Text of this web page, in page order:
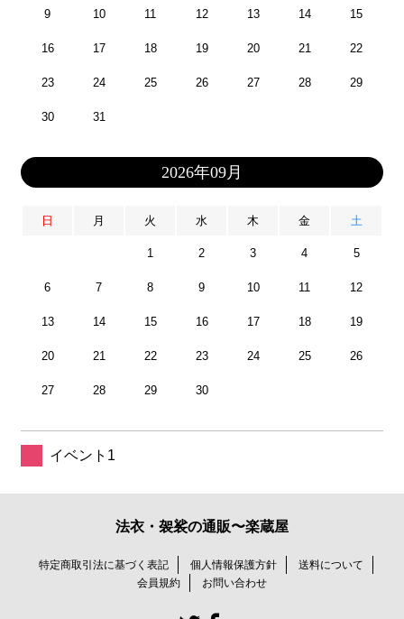
9 10 11 12 13 14 15
16 17 18 19 20 21 22
23 24 25 26 27 28 29
30 31
2026年09月
日 月 火 水 木 金 土
1 2 3 4 5
6 7 8 9 10 11 12
13 14 15 16 17 18 19
20 21 22 23 24 25 26
27 28 29 30
イベント1
法衣・袈裟の通販〜楽蔵屋
特定商取引法に基づく表記 個人情報保護方針
送料について
会員規約
お問い合わせ